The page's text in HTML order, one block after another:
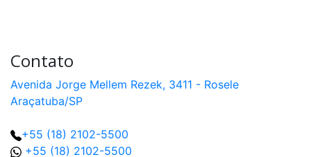
Contato
Avenida Jorge Mellem Rezek, 3411 - Rosele
Araçatuba/SP
+55 (18) 2102-5500
+55 (18) 2102-5500